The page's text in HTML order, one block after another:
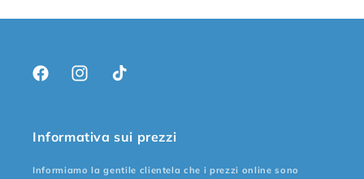
FacebookInstagramTikTok
Informativa sui prezzi
Informiamo la gentile clientela che i prezzi online sono